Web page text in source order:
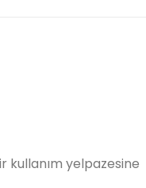
kullanım yelpazesine